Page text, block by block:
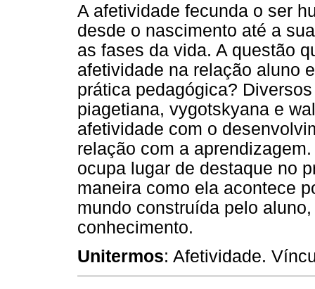
A afetividade fecunda o ser
desde o nascimento até a
as fases da vida. A questão
afetividade na relação aluno
prática pedagógica?
piagetiana, vygotskyana e
afetividade com o
relação com a
ocupa lugar de destaque no
maneira como ela acontece
mundo construída pelo
conhecimento.
Unitermos: Afetividade.